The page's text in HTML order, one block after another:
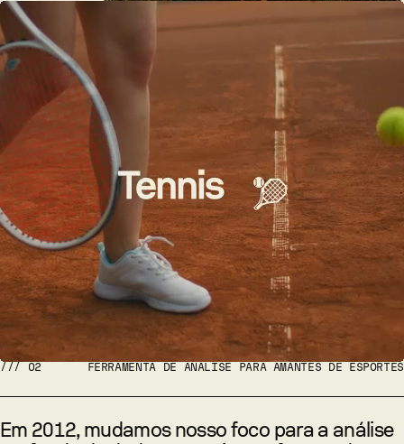
/// 02 FERRAMENTA DE ANÁLISE PARA AMANTES DE ESPORTES
Em 2012, mudamos nosso foco para a análise